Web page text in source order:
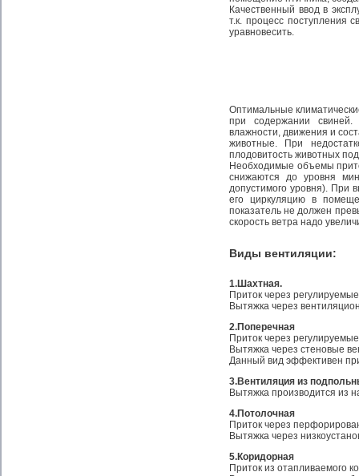
Качественный ввод в
т.к. процесс поступления
уравновесить.
Оптимальные
при содержании свиней.
влажности, движения и
животные. При
плодовитость животных
Необходимые объемы
снижаются до уровня
допустимого уровня). При
его циркуляцию в
показатель не должен
скорость ветра надо
Виды вентиляции:
1.Шахтная.
Приток через
Вытяжка через
2.Поперечная
Приток через
Вытяжка через стеновые
Данный вид эффективен
3.Вентиляция из
Вытяжка производится из
4.Потолочная
Приток через
Вытяжка через
5.Коридорная
Приток из отапливаемого